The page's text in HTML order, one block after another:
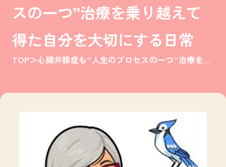
スの一つ”​治療を乗り越えて
得た自分を大切にする日常
TOP＞ 心臓弁膜症も“人生のプロセスの一つ”​治療を乗り越えて得た自分を大切にする日常